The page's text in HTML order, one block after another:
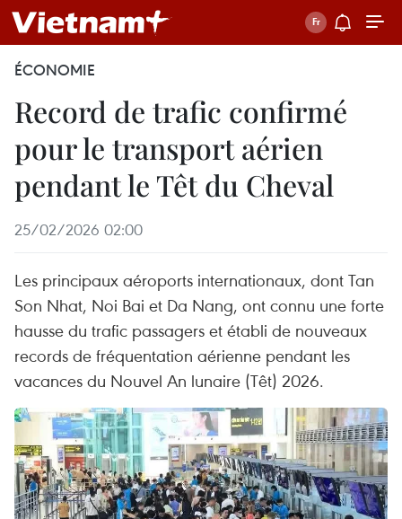
ÉCONOMIE
Record de trafic confirmé
pour le transport aérien
pendant le Têt du Cheval
25/02/2026 02:00
Les principaux aéroports internationaux, dont Tan
Son Nhat, Noi Bai et Da Nang, ont connu une forte
hausse du trafic passagers et établi de nouveaux
records de fréquentation aérienne pendant les
vacances du Nouvel An lunaire (Têt) 2026.